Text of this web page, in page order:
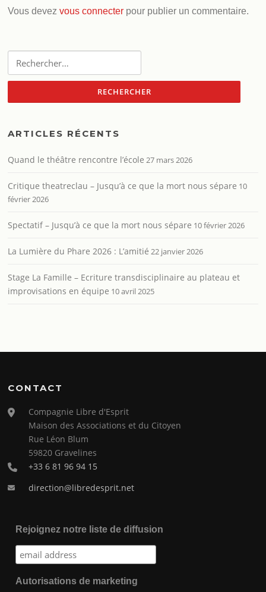
Vous devezvous connecter pour publier un commentaire.
ARTICLES RÉCENTS
Quand le théâtre rencontre l’école 27 mars 2026
Critique theatreclau – Jusqu’à ce que la mort nous sépare 10
février 2026
Spectatif – Jusqu’à ce que la mort nous sépare 10 février 2026
La Lumière du Phare 2026 : L’amitié 22 janvier 2026
Stage La Famille – Ecriture transdisciplinaire au plateau et
improvisations en équipe 10 avril 2025
CONTACT
Compagnie Libre d'Esprit
Maison des Associations et du Citoyen
Rue Léon Blum
59820 Gravelines
+33 6 81 96 94 15
direction@libredesprit.net
Rejoignez notre liste de diffusion
Autorisations de marketing